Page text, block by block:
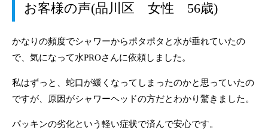
お客様の声(品川区 女性 56歳)
かなりの頻度でシャワーからポタポタと水が垂れていたの
で、気になって水PROさんに依頼しました。
私はずっと、蛇口が緩くなってしまったのかと思っていたの
ですが、原因がシャワーヘッドの方だとわかり驚きました。
パッキンの劣化という軽い症状で済んで安心です。